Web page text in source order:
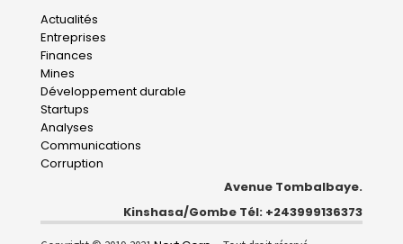
Main
navigation
Actualités
Entreprises
Finances
Mines
Développement durable
Startups
Analyses
Communications
Corruption
Avenue Tombalbaye.
Kinshasa/Gombe Tél: +243999136373